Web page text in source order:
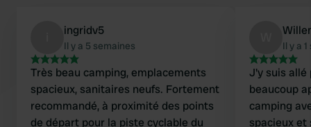
ingridv5
Il y a 5 semaines
Très beau camping, emplacements
spacieux, sanitaires neufs. Fortement
recommandé, à proximité des points
de départ pour la piste cyclable du
Il y a
J'y suis allé
beaucoup
camping
spacieux